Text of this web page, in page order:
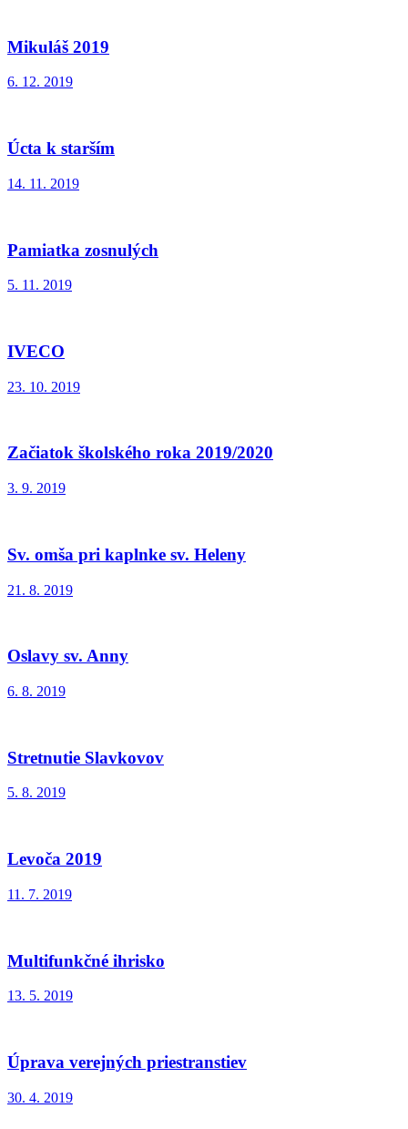
Mikuláš 2019
6. 12. 2019
Úcta k starším
14. 11. 2019
Pamiatka zosnulých
5. 11. 2019
IVECO
23. 10. 2019
Začiatok školského roka 2019/2020
3. 9. 2019
Sv. omša pri kaplnke sv. Heleny
21. 8. 2019
Oslavy sv. Anny
6. 8. 2019
Stretnutie Slavkovov
5. 8. 2019
Levoča 2019
11. 7. 2019
Multifunkčné ihrisko
13. 5. 2019
Úprava verejných priestranstiev
30. 4. 2019